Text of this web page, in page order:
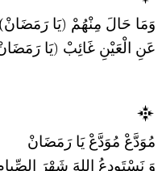
وَمَا حَالَ مِنْهُمْ (يَا رَمَضَانْ)
عَنِ الْعَيْنِ غَائِبْ (يَا
مُوَدَّعْ مُوَدَّعْ يَا رَمَضَانْ
وَ نَسْتَودِعُ اللهَ شَهْرَ